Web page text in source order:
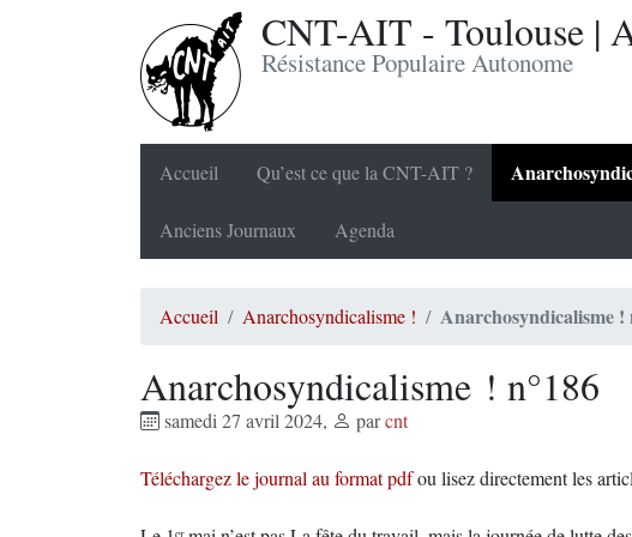
CNT-AIT - Toulouse |
Résistance Populaire Autonome
Accueil Qu’est ce que la CNT-AIT ?
Anciens Journaux Agenda
Accueil Anarchosyndicalisme ! Anarchosyndicalisme !
Anarchosyndicalisme ! n°186
samedi 27 avril 2024, parcnt
Téléchargez le journal au format pdfou lisez directement les